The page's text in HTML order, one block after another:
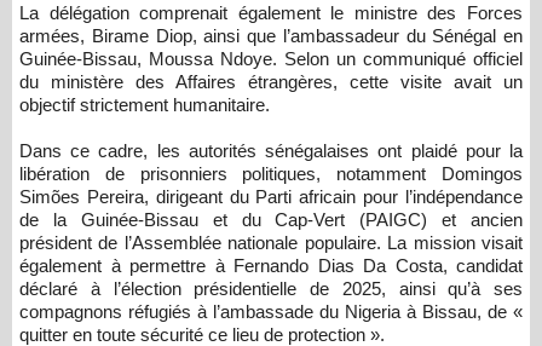
La délégation comprenait également le ministre des Forces
armées, Birame Diop, ainsi que l’ambassadeur du Sénégal en
Guinée-Bissau, Moussa Ndoye. Selon un communiqué officiel
du ministère des Affaires étrangères, cette visite avait un
objectif strictement humanitaire.
Dans ce cadre, les autorités sénégalaises ont plaidé pour la
libération de prisonniers politiques, notamment Domingos
Simões Pereira, dirigeant du Parti africain pour l’indépendance
de la Guinée-Bissau et du Cap-Vert (PAIGC) et ancien
président de l’Assemblée nationale populaire. La mission visait
également à permettre à Fernando Dias Da Costa, candidat
déclaré à l’élection présidentielle de 2025, ainsi qu’à ses
compagnons réfugiés à l’ambassade du Nigeria à Bissau, de «
quitter en toute sécurité ce lieu de protection ».